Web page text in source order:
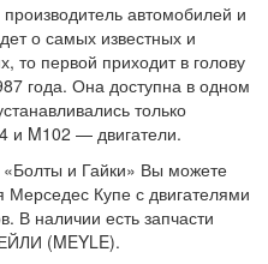
автомобилей и
о самых известных и
то первой приходит в голову
года. Она доступна в одном
только
и M102 — двигатели.
«Болты и Гайки» Вы можете
Мерседес Купе с двигателями
В наличии есть запчасти
(MEYLE).